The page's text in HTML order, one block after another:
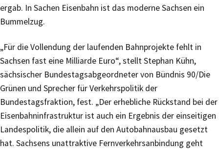
ergab. In Sachen Eisenbahn ist das moderne Sachsen ein
Bummelzug.
„Für die Vollendung der laufenden Bahnprojekte fehlt in
Sachsen fast eine Milliarde Euro“, stellt Stephan Kühn,
sächsischer Bundestagsabgeordneter von Bündnis 90/Die
Grünen und Sprecher für Verkehrspolitik der
Bundestagsfraktion, fest. „Der erhebliche Rückstand bei der
Eisenbahninfrastruktur ist auch ein Ergebnis der einseitigen
Landespolitik, die allein auf den Autobahnausbau gesetzt
hat. Sachsens unattraktive Fernverkehrsanbindung geht